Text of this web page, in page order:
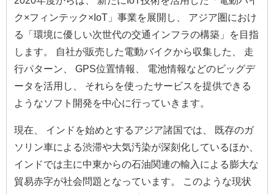
ク×フィンテック×IoT」事業を展開し、 アジア圏におけ
る「環境に優しい次世代の交通インフラの構築」を目指
します。 自社が販売した電動バイクから収集した、 走
行パターン、 GPS位置情報、 電池情報などのビッグデ
ータを活用し、 それらを使ったサービスを提供できる
ようなソフト開発を中心に行っていきます。
現在、 インドを始めとするアジア諸国では、 既存のガ
ソリン車による渋滞や大気汚染が深刻化しているほか、
インドでは主に中東からの石油関連の輸入による膨大な
貿易赤字が社会問題となっています。 このような現状